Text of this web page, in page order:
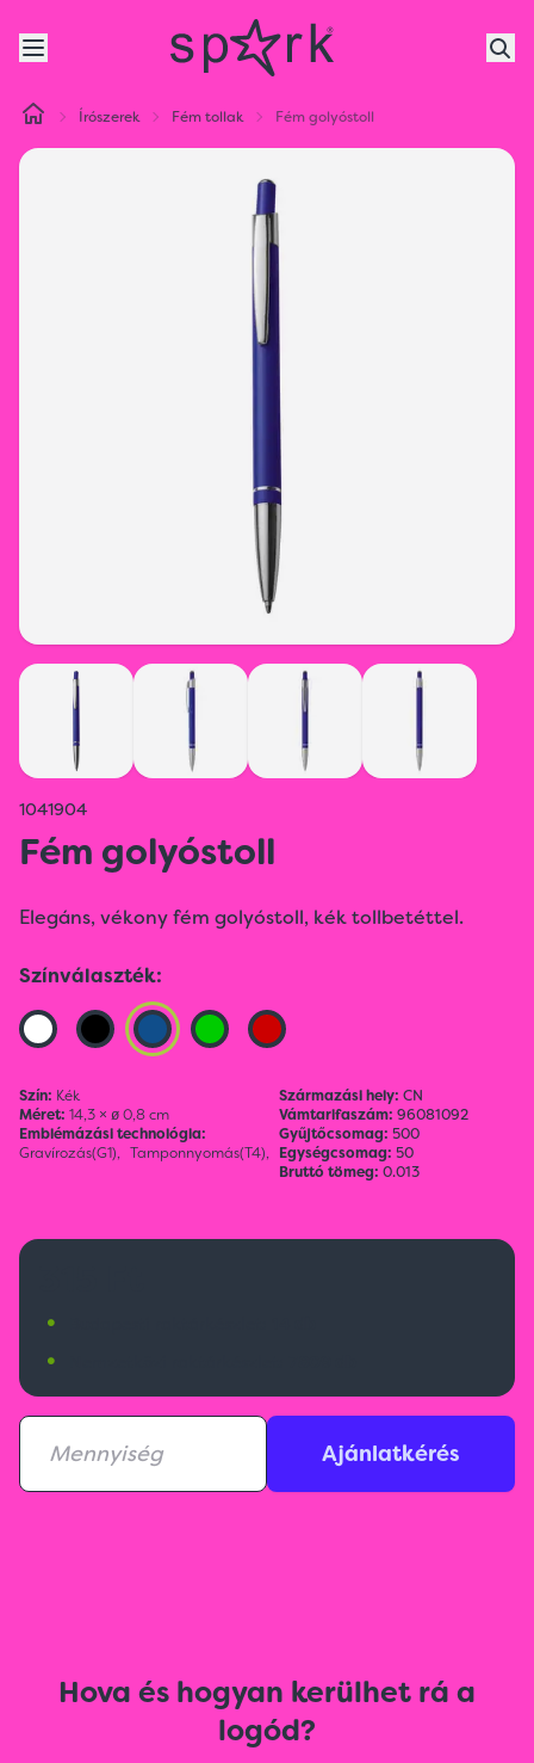
Írószerek Fém tollak Fém golyóstoll
1041904
Fém golyóstoll
Elegáns, vékony fém golyóstoll, kék tollbetéttel.
Színválaszték:
Szín: Kék
Méret: 14,3 × ø 0,8 cm
Emblémázási technológia:
Gravírozás(G1), Tamponnyomás(T4),
Származási hely: CN
Vámtarifaszám: 96081092
Gyűjtőcsomag: 500
Egységcsomag: 50
Bruttó tömeg: 0.013
•
•
Ajánlatkérés
Hova és hogyan kerülhet rá a
logód?